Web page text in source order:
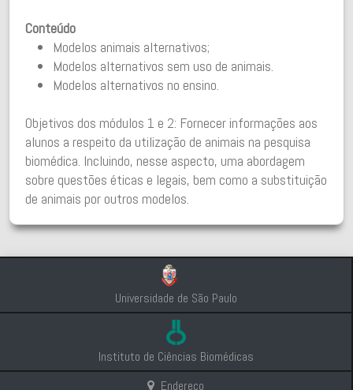
Conteúdo
Modelos animais alternativos;
Modelos alternativos sem uso de animais.
Modelos alternativos no ensino.
Objetivos dos módulos 1 e 2: Fornecer informações aos
alunos a respeito da utilização de animais na pesquisa
biomédica. Incluindo, nesse aspecto, uma abordagem
sobre questões éticas e legais, bem como a substituição
de animais por outros modelos.
Universidade de São Paulo
Instituto de Ciências Biomédicas
Endereço